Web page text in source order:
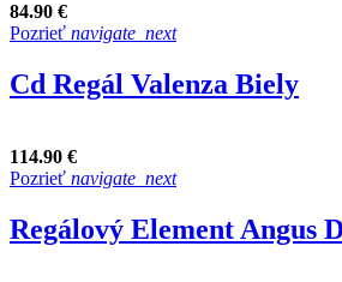
84.90 €
Pozrieť navigate_next
Cd Regál Valenza Biely
114.90 €
Pozrieť navigate_next
Regálový Element Angus